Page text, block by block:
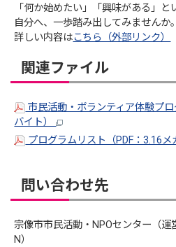
「何か始めたい」「興味がある」
自分へ、一歩踏み出してみませんか。
詳しい内容はこちら（外部リンク）
関連ファイル
市民活動・ボランティア体験プ
バイト）
プログラムリスト（PDF：3.16
問い合わせ先
宗像市市民活動・NPOセンター（運
N）